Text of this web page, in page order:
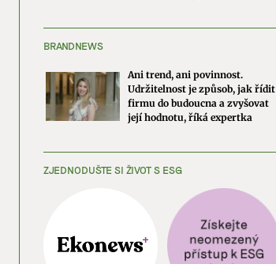
BRANDNEWS
Ani trend, ani povinnost.
Udržitelnost je způsob, jak řídit
firmu do budoucna a zvyšovat
její hodnotu, říká expertka
ZJEDNODUŠTE SI ŽIVOT S ESG